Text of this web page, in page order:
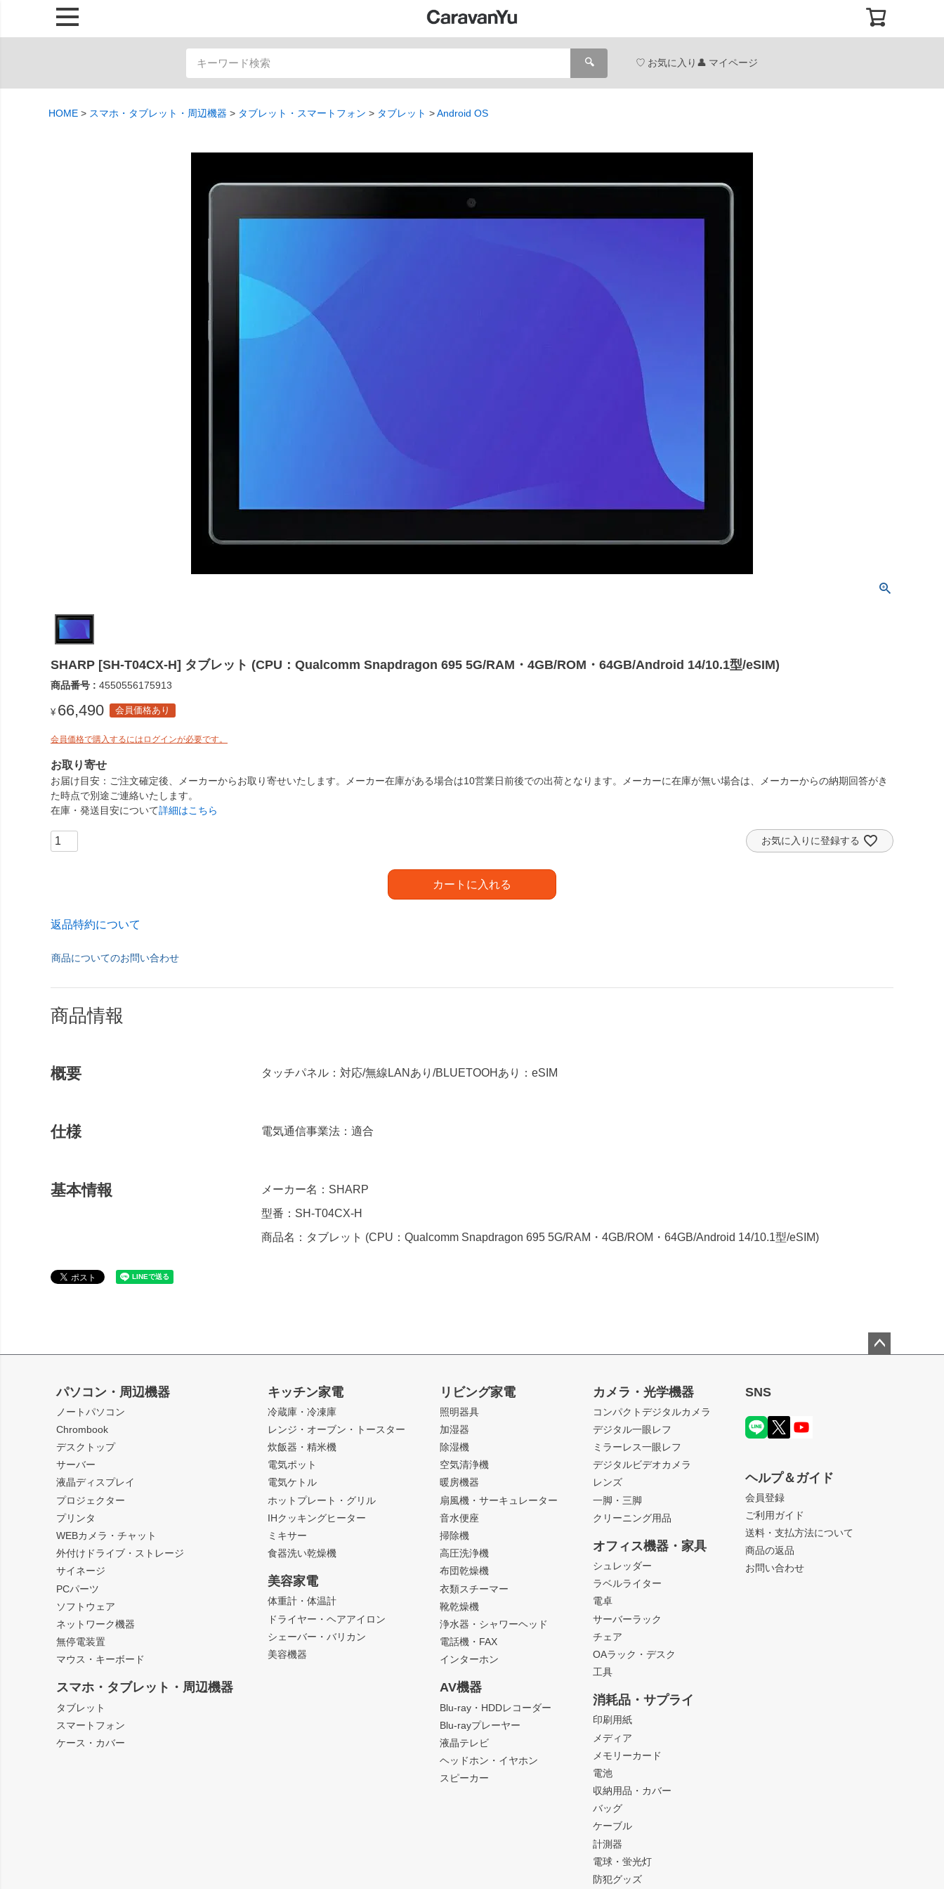
🔍 お気に入り マイページ
HOME スマホ・タブレット・周辺機器 タブレット・スマートフォン タブレット Android OS
SHARP [SH-T04CX-H] タブレット (CPU：Qualcomm Snapdragon 695 5G/RAM・4GB/ROM・64GB/Android 14/10.1型/eSIM)
商品番号 4550556175913
¥ 66,490 会員価格あり
会員価格で購入するにはログインが必要です。
お取り寄せ
お届け目安
ご注文確定後、メーカーからお取り寄せいたします。メーカー在庫がある場合は10営業日前後での出荷となります。メーカーに在庫が無い場合は、メーカーからの納期回答がき
た時点で別途ご連絡いたします。
在庫・発送目安について詳細はこちら
お気に入りに登録する
カートに入れる
返品特約について
商品についてのお問い合わせ
商品情報
概要 タッチパネル：対応/無線LANあり/BLUETOOHあり：eSIM
仕様 電気通信事業法：適合
基本情報
メーカー名：SHARP
型番：SH-T04CX-H
商品名：タブレット (CPU：Qualcomm Snapdragon 695 5G/RAM・4GB/ROM・64GB/Android 14/10.1型/eSIM)
パソコン・周辺機器
ノートパソコン
Chrombook
デスクトップ
サーバー
液晶ディスプレイ
プロジェクター
プリンタ
WEBカメラ・チャット
外付けドライブ・ストレージ
サイネージ
PCパーツ
ソフトウェア
ネットワーク機器
無停電装置
マウス・キーボード
スマホ・タブレット・周辺機器
タブレット
スマートフォン
ケース・カバー
キッチン家電
冷蔵庫・冷凍庫
レンジ・オーブン・トースター
炊飯器・精米機
電気ポット
電気ケトル
ホットプレート・グリル
IHクッキングヒーター
ミキサー
食器洗い乾燥機
美容家電
体重計・体温計
ドライヤー・ヘアアイロン
シェーバー・バリカン
美容機器
リビング家電
照明器具
加湿器
除湿機
空気清浄機
暖房機器
扇風機・サーキュレーター
音水便座
掃除機
高圧洗浄機
布団乾燥機
衣類スチーマー
靴乾燥機
浄水器・シャワーヘッド
電話機・FAX
インターホン
AV機器
Blu-ray・HDDレコーダー
Blu-rayプレーヤー
液晶テレビ
ヘッドホン・イヤホン
スピーカー
カメラ・光学機器
コンパクトデジタルカメラ
デジタル一眼レフ
ミラーレス一眼レフ
デジタルビデオカメラ
レンズ
一脚・三脚
クリーニング用品
オフィス機器・家具
シュレッダー
ラベルライター
電卓
サーバーラック
チェア
OAラック・デスク
工具
消耗品・サプライ
印刷用紙
メディア
メモリーカード
電池
収納用品・カバー
バッグ
ケーブル
計測器
電球・蛍光灯
防犯グッズ
SNS
ヘルプ＆ガイド
会員登録
ご利用ガイド
送料・支払方法について
商品の返品
お問い合わせ